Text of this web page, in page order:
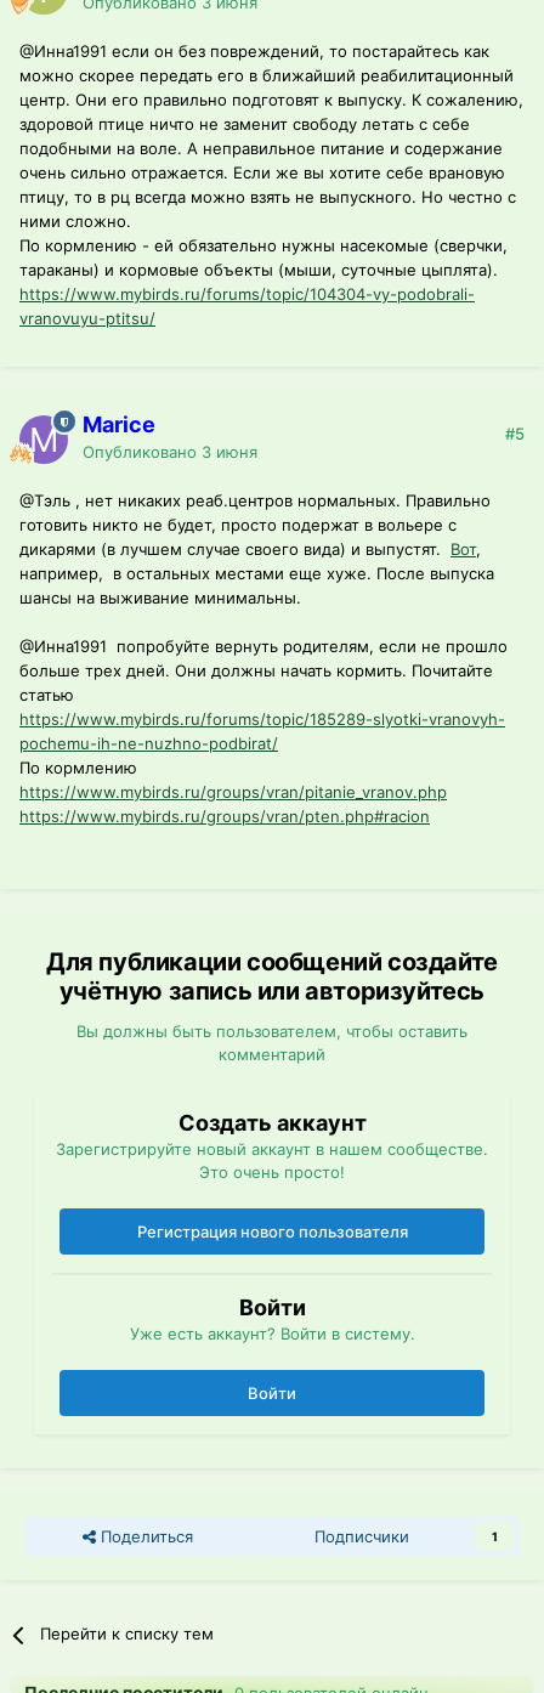
@Инна1991 если он без повреждений, то постарайтесь как
можно скорее передать его в ближайший реабилитационный
центр. Они его правильно подготовят к выпуску. К сожалению,
здоровой птице ничто не заменит свободу летать с себе
подобными на воле. А неправильное питание и содержание
очень сильно отражается. Если же вы хотите себе врановую
птицу, то в рц всегда можно взять не выпускного. Но честно с
ними сложно.
По кормлению - ей обязательно нужны насекомые (сверчки,
тараканы) и кормовые объекты (мыши, суточные цыплята).
https://www.mybirds.ru/forums/topic/104304-vy-podobrali-
vranovuyu-ptitsu/
Marice
Опубликовано 3 июня
#5
@Тэль , нет никаких реаб.центров нормальных. Правильно
готовить никто не будет, просто подержат в вольере с
дикарями (в лучшем случае своего вида) и выпустят. Вот,
например, в остальных местами еще хуже. После выпуска
шансы на выживание минимальны.
@Инна1991 попробуйте вернуть родителям, если не прошло
больше трех дней. Они должны начать кормить. Почитайте
статью
https://www.mybirds.ru/forums/topic/185289-slyotki-vranovyh-
pochemu-ih-ne-nuzhno-podbirat/
По кормлению
https://www.mybirds.ru/groups/vran/pitanie_vranov.php
https://www.mybirds.ru/groups/vran/pten.php#racion
Для публикации сообщений создайте
учётную запись или авторизуйтесь
Вы должны быть пользователем, чтобы оставить
комментарий
Создать аккаунт
Зарегистрируйте новый аккаунт в нашем сообществе.
Это очень просто!
Регистрация нового пользователя
Войти
Уже есть аккаунт? Войти в систему.
Войти
Поделиться Подписчики 1
Перейти к списку тем